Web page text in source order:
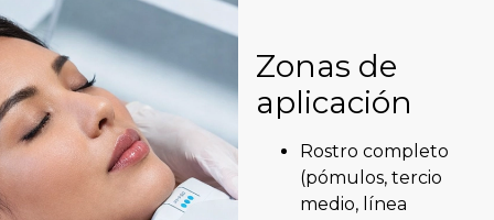
Zonas de
aplicación
Rostro completo
(pómulos, tercio
medio, línea